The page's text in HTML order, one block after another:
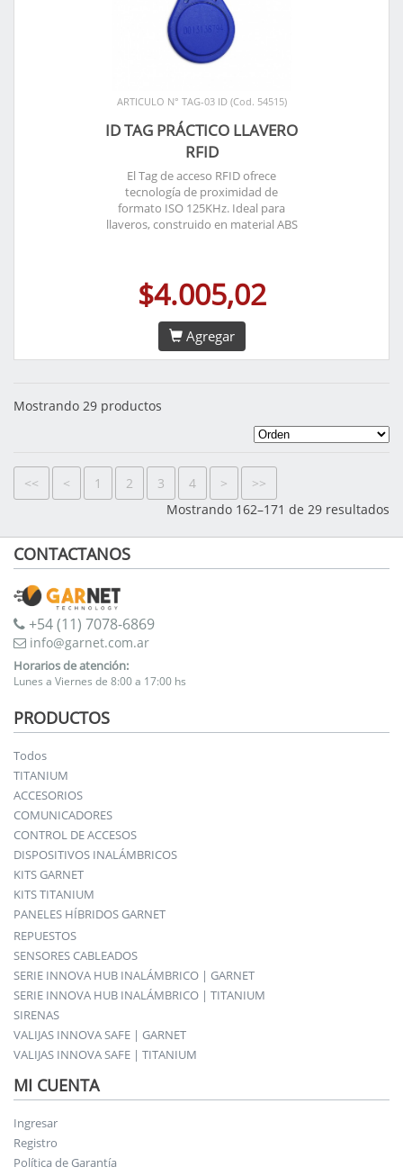
ARTICULO N° TAG-03 ID (Cod. 54515)
ID TAG PRÁCTICO LLAVERO
RFID
El Tag de acceso RFID ofrece
tecnología de proximidad de
formato ISO 125KHz. Ideal para
llaveros, construido en material ABS
$4.005,02
Agregar
Mostrando 29 productos
<< < 1 2 3 4 >
>>
Mostrando 162–171 de 29 resultados
CONTACTANOS
+54 (11) 7078-6869
info@garnet.com.ar
Horarios de atención:
Lunes a Viernes de 8:00 a 17:00 hs
PRODUCTOS
Todos
TITANIUM
ACCESORIOS
COMUNICADORES
CONTROL DE ACCESOS
DISPOSITIVOS INALÁMBRICOS
KITS GARNET
KITS TITANIUM
PANELES HÍBRIDOS GARNET
REPUESTOS
SENSORES CABLEADOS
SERIE INNOVA HUB INALÁMBRICO | GARNET
SERIE INNOVA HUB INALÁMBRICO | TITANIUM
SIRENAS
VALIJAS INNOVA SAFE | GARNET
VALIJAS INNOVA SAFE | TITANIUM
MI CUENTA
Ingresar
Registro
Política de Garantía